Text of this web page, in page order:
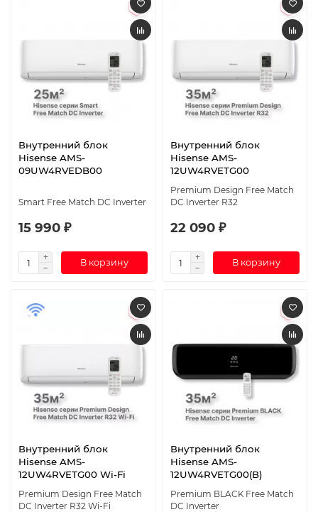
Внутренний блок
Hisense AMS-
09UW4RVEDB00
Smart Free Match DC Inverter
15 990 ₽
В корзину
Внутренний блок
Hisense AMS-
12UW4RVETG00
Premium Design Free Match
DC Inverter R32
22 090 ₽
В корзину
Внутренний блок
Hisense AMS-
12UW4RVETG00 Wi-Fi
Premium Design Free Match
DC Inverter R32 Wi-Fi
Внутренний блок
Hisense AMS-
12UW4RVETG00(B)
Premium BLACK Free Match
DC Inverter